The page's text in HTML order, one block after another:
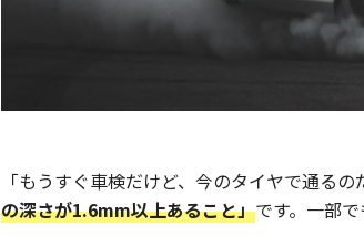
「もうすぐ車検だけど、今のタイヤで通る
の深さが1.6mm以上あること」です。一部